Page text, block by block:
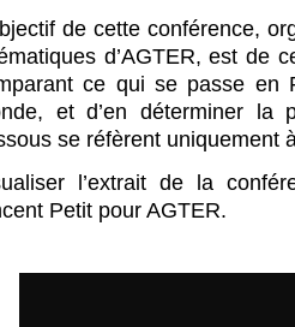
de cette conférence,
d’AGTER, est de
ce qui se passe en
et d’en déterminer la
se réfèrent uniquement
l’extrait de la
Petit pour AGTER.